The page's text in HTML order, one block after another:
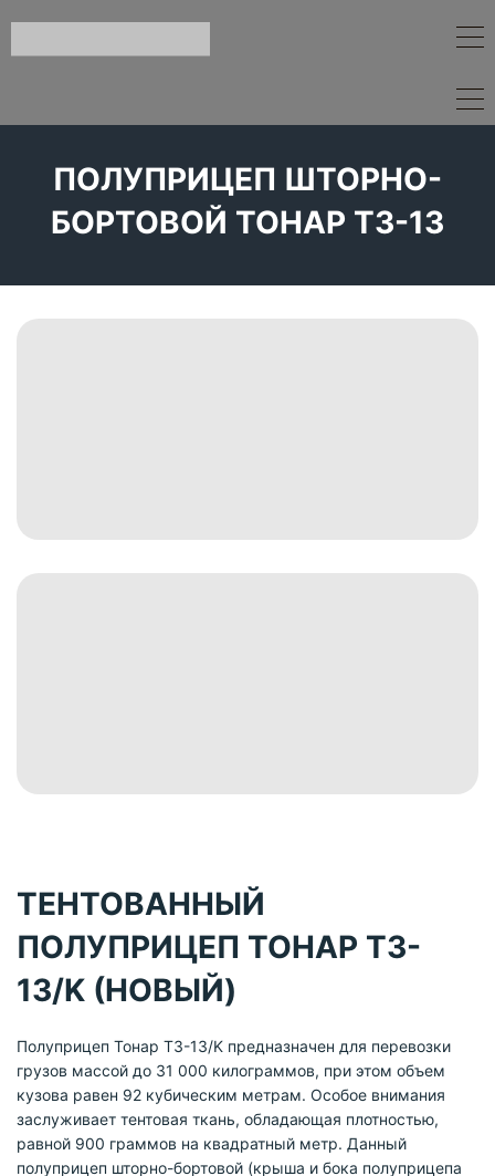
ПОЛУПРИЦЕП ШТОРНО-
БОРТОВОЙ ТОНАР Т3-13
ТЕНТОВАННЫЙ
ПОЛУПРИЦЕП ТОНАР T3-
13/K (НОВЫЙ)
Полуприцеп Тонар T3-13/K предназначен для перевозки
грузов массой до 31 000 килограммов, при этом объем
кузова равен 92 кубическим метрам. Особое внимания
заслуживает тентовая ткань, обладающая плотностью,
равной 900 граммов на квадратный метр. Данный
полуприцеп шторно-бортовой (крыша и бока полуприцепа